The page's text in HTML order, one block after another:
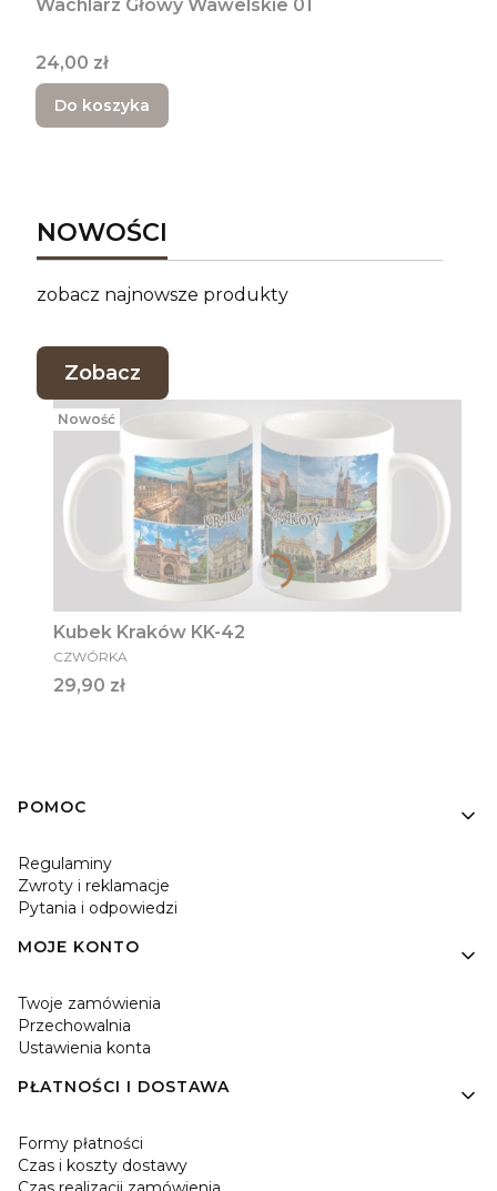
Wachlarz Głowy Wawelskie 01
Cena
24,00 zł
Do koszyka
NOWOŚCI
zobacz najnowsze produkty
Zobacz
Nowość
Kubek Kraków KK-42
PRODUCENT
CZWÓRKA
Cena
29,90 zł
Linki w stopce
POMOC
Regulaminy
Zwroty i reklamacje
Pytania i odpowiedzi
MOJE KONTO
Twoje zamówienia
Przechowalnia
Ustawienia konta
PŁATNOŚCI I DOSTAWA
Formy płatności
Czas i koszty dostawy